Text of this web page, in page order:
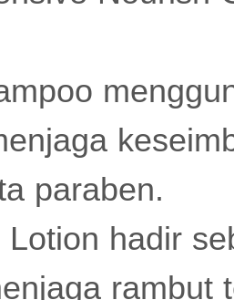
paraben.
hadir
rambut